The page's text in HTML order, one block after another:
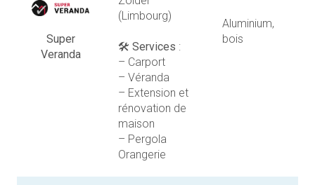
Super
Veranda
(Limbourg)
🛠️ Services :
– Carport
– Véranda
– Extension et
rénovation de
maison
– Pergola
Orangerie
Aluminium,
bois